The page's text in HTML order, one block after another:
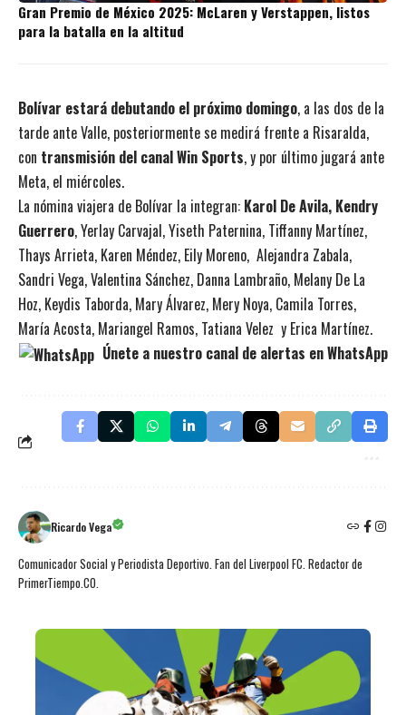
Gran Premio de México 2025: McLaren y Verstappen, listos
para la batalla en la altitud
Bolívar estará debutando el próximo domingo, a las dos de la
tarde ante Valle, posteriormente se medirá frente a Risaralda,
con transmisión del canal Win Sports, y por último jugará ante
Meta, el miércoles.
La nómina viajera de Bolívar la integran: Karol De Avila, Kendry
Guerrero, Yerlay Carvajal, Yiseth Paternina, Tiffanny Martínez,
Thays Arrieta, Karen Méndez, Eily Moreno, Alejandra Zabala,
Sandri Vega, Valentina Sánchez, Danna Lambraño, Melany De La
Hoz, Keydis Taborda, Mary Álvarez, Mery Noya, Camila Torres,
María Acosta, Mariangel Ramos, Tatiana Velez y Erica Martínez.
Únete a nuestro canal de alertas en WhatsApp
Ricardo Vega
Comunicador Social y Periodista Deportivo. Fan del Liverpool FC. Redactor de
PrimerTiempo.CO.